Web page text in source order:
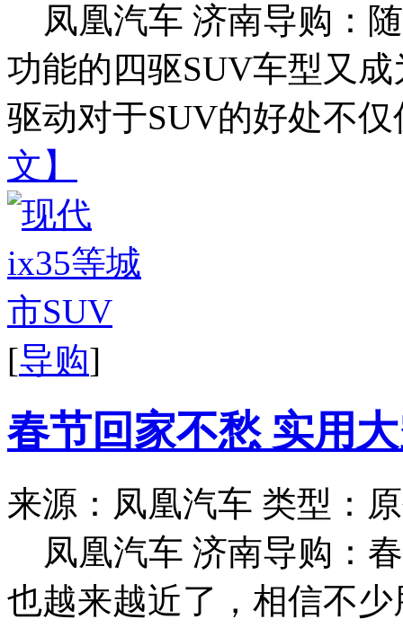
凤凰汽车 济南导购：
功能的四驱SUV车型又
驱动对于SUV的好处不
文】
[导购]
春节回家不愁 实用
来源：凤凰汽车 类型：
凤凰汽车 济南导购：
也越来越近了，相信不